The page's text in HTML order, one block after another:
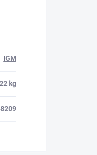
IGM
kg